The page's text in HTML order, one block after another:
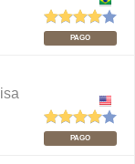
PAGO
PAGO